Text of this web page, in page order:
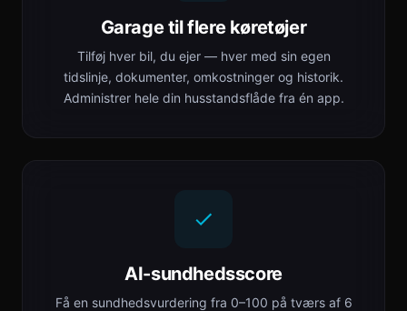
Garage til flere køretøjer
Tilføj hver bil, du ejer — hver med sin egen
tidslinje, dokumenter, omkostninger og historik.
Administrer hele din husstandsflåde fra én app.
AI-sundhedsscore
Få en sundhedsvurdering fra 0–100 på tværs af 6